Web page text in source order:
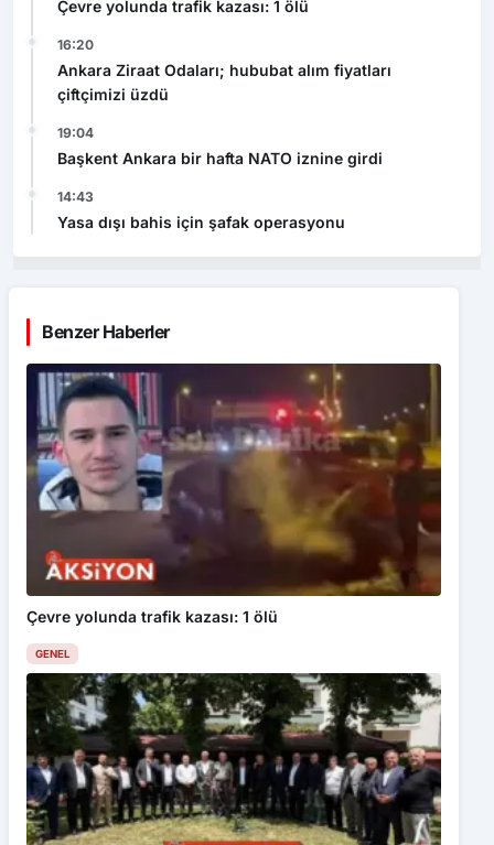
Çevre yolunda trafik kazası: 1 ölü
16:20
Ankara Ziraat Odaları; hububat alım fiyatları
çiftçimizi üzdü
19:04
Başkent Ankara bir hafta NATO iznine girdi
14:43
Yasa dışı bahis için şafak operasyonu
Benzer Haberler
Çevre yolunda trafik kazası: 1 ölü
GENEL